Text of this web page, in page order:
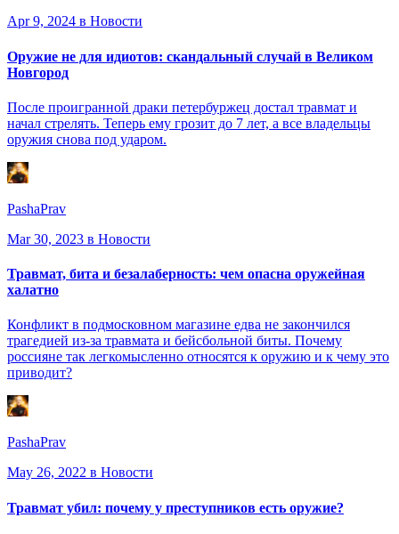
Apr 9, 2024 в Новости
Оружие не для идиотов: скандальный случай в Великом
Новгород
После проигранной драки петербуржец достал травмат и
начал стрелять. Теперь ему грозит до 7 лет, а все владельцы
оружия снова под ударом.
PashaPrav
Mar 30, 2023 в Новости
Травмат, бита и безалаберность: чем опасна оружейная
халатно
Конфликт в подмосковном магазине едва не закончился
трагедией из-за травмата и бейсбольной биты. Почему
россияне так легкомысленно относятся к оружию и к чему это
приводит?
PashaPrav
May 26, 2022 в Новости
Травмат убил: почему у преступников есть оружие?